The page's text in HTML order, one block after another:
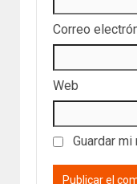
Correo
Web
Guardar